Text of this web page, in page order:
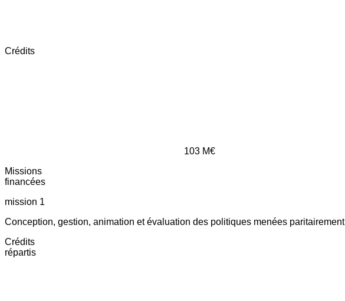
Crédits
103 M€
Missions
financées
mission 1
Conception, gestion, animation et évaluation des politiques menées paritairement
Crédits
répartis